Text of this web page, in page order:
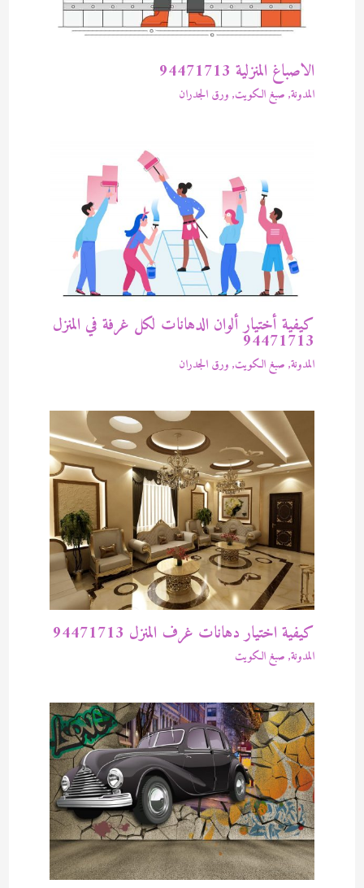
الاصباغ المنزلية 94471713
المدونة, صبغ الكويت, ورق الجدران
كيفية أختيار ألوان الدهانات لكل غرفة في المنزل
94471713
المدونة, صبغ الكويت, ورق الجدران
كيفية اختيار دهانات غرف المنزل 94471713
المدونة, صبغ الكويت